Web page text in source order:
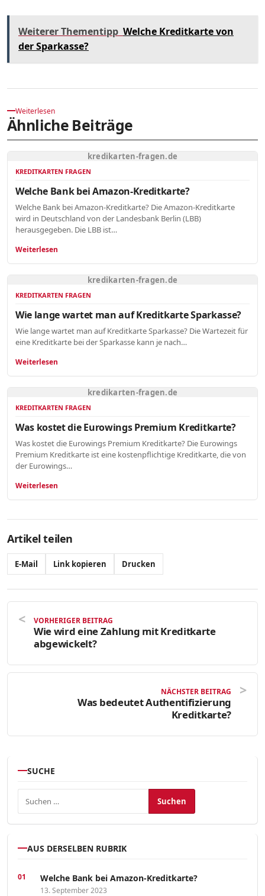
Weiterer Thementipp Welche Kreditkarte von
der Sparkasse?
Weiterlesen
Ähnliche Beiträge
kredikarten-fragen.de
KREDITKARTEN FRAGEN
Welche Bank bei Amazon-Kreditkarte?
Welche Bank bei Amazon-Kreditkarte? Die Amazon-Kreditkarte
wird in Deutschland von der Landesbank Berlin (LBB)
herausgegeben. Die LBB ist…
Weiterlesen
kredikarten-fragen.de
KREDITKARTEN FRAGEN
Wie lange wartet man auf Kreditkarte Sparkasse?
Wie lange wartet man auf Kreditkarte Sparkasse? Die Wartezeit für
eine Kreditkarte bei der Sparkasse kann je nach…
Weiterlesen
kredikarten-fragen.de
KREDITKARTEN FRAGEN
Was kostet die Eurowings Premium Kreditkarte?
Was kostet die Eurowings Premium Kreditkarte? Die Eurowings
Premium Kreditkarte ist eine kostenpflichtige Kreditkarte, die von
der Eurowings…
Weiterlesen
Artikel teilen
E-Mail Link kopieren Drucken
VORHERIGER BEITRAG
Wie wird eine Zahlung mit Kreditkarte
abgewickelt?
NÄCHSTER BEITRAG
Was bedeutet Authentifizierung
Kreditkarte?
SUCHE
AUS DERSELBEN RUBRIK
Welche Bank bei Amazon-Kreditkarte?
13. September 2023